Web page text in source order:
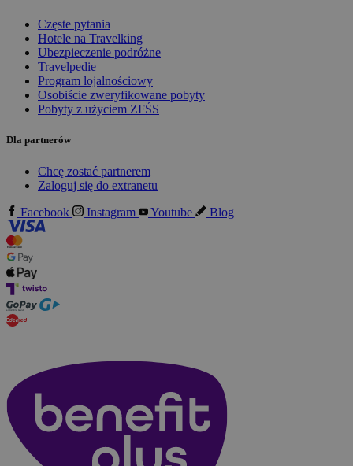
Częste pytania
Hotele na Travelking
Ubezpieczenie podróżne
Travelpedie
Program lojalnościowy
Osobiście zweryfikowane pobyty
Pobyty z użyciem ZFŚS
Dla partnerów
Chcę zostać partnerem
Zaloguj się do extranetu
Facebook
Instagram Youtube Blog